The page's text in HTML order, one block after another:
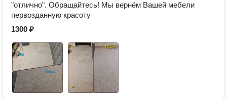
"отлично". Обращайтесь! Мы вернём Вашей мебели
первозданную красоту
1300 ₽